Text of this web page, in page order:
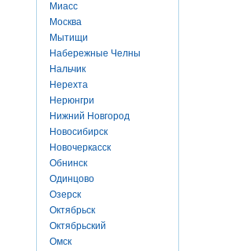
Миасс
Москва
Мытищи
Набережные Челны
Нальчик
Нерехта
Нерюнгри
Нижний Новгород
Новосибирск
Новочеркасск
Обнинск
Одинцово
Озерск
Октябрьск
Октябрьский
Омск